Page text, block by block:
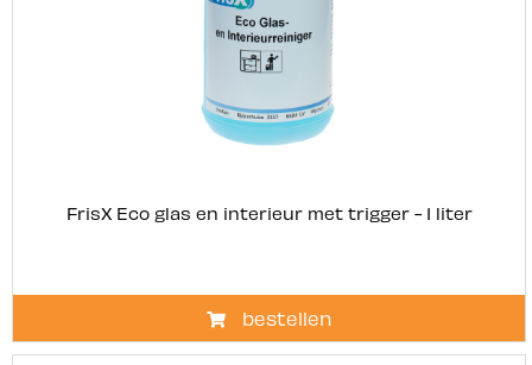
FrisX Eco glas en interieur met trigger - 1 liter
bestellen